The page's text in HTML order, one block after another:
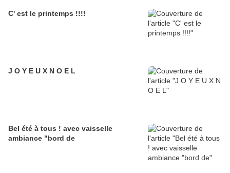
C' est le printemps !!!!
J O Y E U X N O E L
Bel été à tous ! avec vaisselle
ambiance "bord de